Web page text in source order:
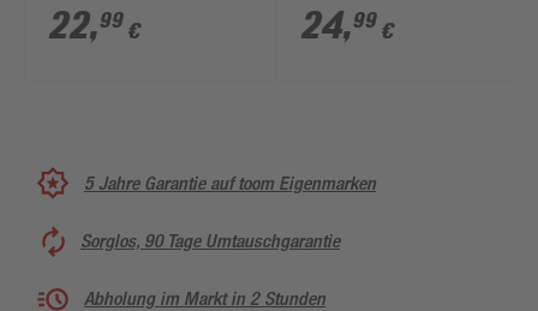
22,99 € 24,99 €
5 Jahre Garantie auf toom Eigenmarken
Sorglos, 90 Tage Umtauschgarantie
Abholung im Markt in 2 Stunden